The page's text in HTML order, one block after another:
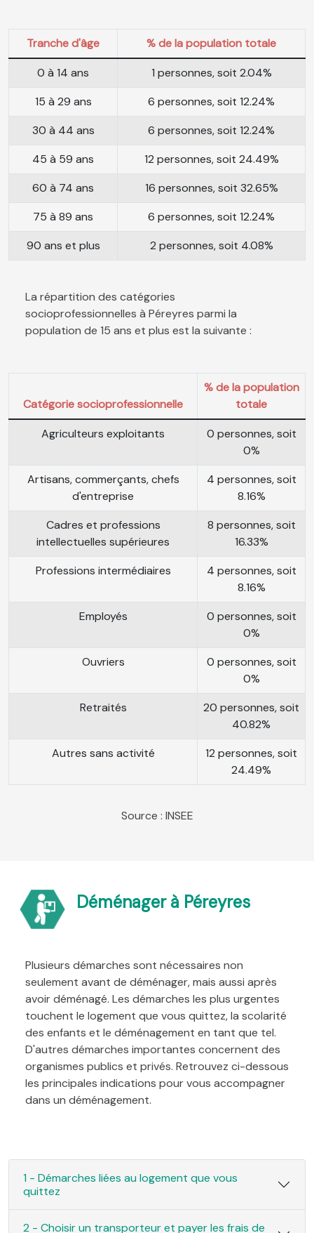
Tranche d'âge
% de la population totale
0 à 14 ans
1 personnes, soit 2.04%
15 à 29 ans
6 personnes, soit 12.24%
30 à 44 ans
6 personnes, soit 12.24%
45 à 59 ans
12 personnes, soit 24.49%
60 à 74 ans
16 personnes, soit 32.65%
75 à 89 ans
6 personnes, soit 12.24%
90 ans et plus
2 personnes, soit 4.08%
La répartition des catégories
socioprofessionnelles à Péreyres parmi la
population de 15 ans et plus est la suivante :
Catégorie socioprofessionnelle
% de la population
totale
Agriculteurs exploitants
0 personnes, soit
0%
Artisans, commerçants, chefs
d'entreprise
4 personnes, soit
8.16%
Cadres et professions
intellectuelles supérieures
8 personnes, soit
16.33%
Professions intermédiaires
4 personnes, soit
8.16%
Employés
0 personnes, soit
0%
Ouvriers
0 personnes, soit
0%
Retraités
20 personnes, soit
40.82%
Autres sans activité
12 personnes, soit
24.49%
Source : INSEE
Déménager à Péreyres
Plusieurs démarches sont nécessaires non
seulement avant de déménager, mais aussi après
avoir déménagé. Les démarches les plus urgentes
touchent le logement que vous quittez, la scolarité
des enfants et le déménagement en tant que tel.
D'autres démarches importantes concernent des
organismes publics et privés. Retrouvez ci-dessous
les principales indications pour vous accompagner
dans un déménagement.
1 - Démarches liées au logement que vous
quittez
2 - Choisir un transporteur et payer les frais de